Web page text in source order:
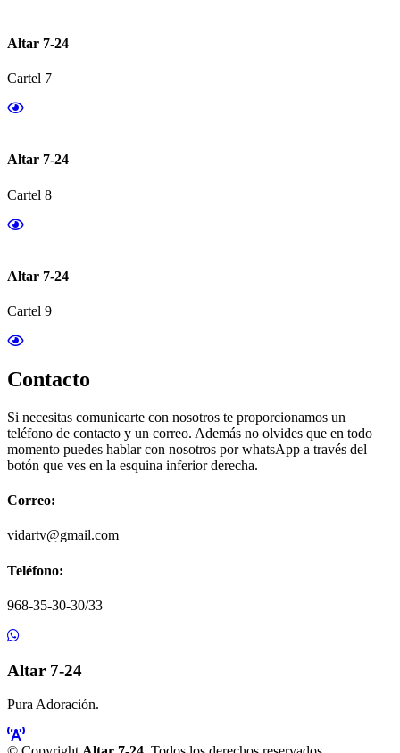
Altar 7-24
Cartel 7
Altar 7-24
Cartel 8
Altar 7-24
Cartel 9
Contacto
Si necesitas comunicarte con nosotros te proporcionamos un
teléfono de contacto y un correo. Además no olvides que en todo
momento puedes hablar con nosotros por whatsApp a través del
botón que ves en la esquina inferior derecha.
Correo:
vidartv@gmail.com
Teléfono:
968-35-30-30/33
Altar 7-24
Pura Adoración.